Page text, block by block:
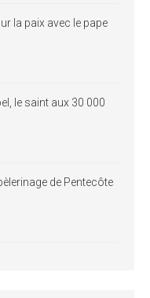
la paix avec le pape
le saint aux 30 000
de Pentecôte